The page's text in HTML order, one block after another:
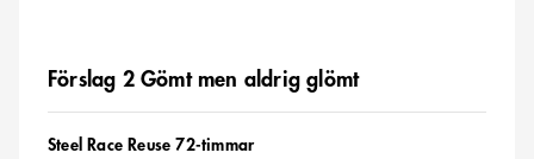
Förslag 2 Gömt men aldrig glömt
Tävling
Steel Race Reuse 72-timmar